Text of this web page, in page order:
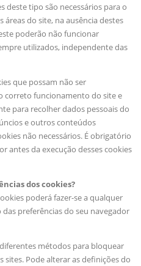
deste tipo são necessários para o
do site, na ausência destes
poderão não funcionar
utilizados, independente das
que possam não ser
correto funcionamento do site e
para recolher dados pessoais do
e outros conteúdos
não necessários. É obrigatório
antes da execução desses cookies
dos cookies?
poderá fazer-se a qualquer
preferências do seu navegador
métodos para bloquear
Pode alterar as definições do